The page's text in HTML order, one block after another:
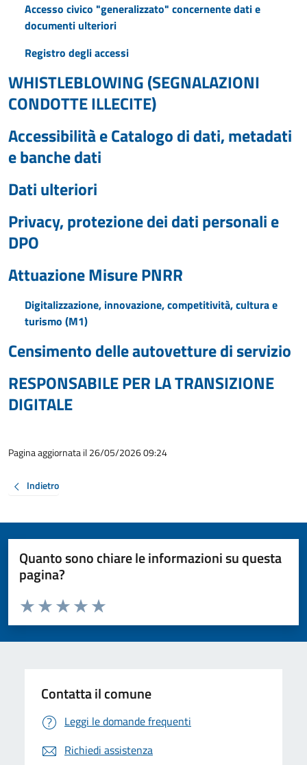
Accesso civico "generalizzato" concernente dati e
documenti ulteriori
Registro degli accessi
WHISTLEBLOWING (SEGNALAZIONI
CONDOTTE ILLECITE)
Accessibilità e Catalogo di dati, metadati
e banche dati
Dati ulteriori
Privacy, protezione dei dati personali e
DPO
Attuazione Misure PNRR
Digitalizzazione, innovazione, competitività, cultura e
turismo (M1)
Censimento delle autovetture di servizio
RESPONSABILE PER LA TRANSIZIONE
DIGITALE
Pagina aggiornata il 26/05/2026 09:24
Indietro
Quanto sono chiare le informazioni su questa
pagina?
Valuta da 1 a 5 stelle la pagina
Valuta 5 stelle su 5
Valuta 4 stelle su 5
Valuta 3 stelle su 5
Valuta 2 stelle su 5
Valuta 1 stelle su 5
Contatta il comune
Leggi le domande frequenti
Richiedi assistenza